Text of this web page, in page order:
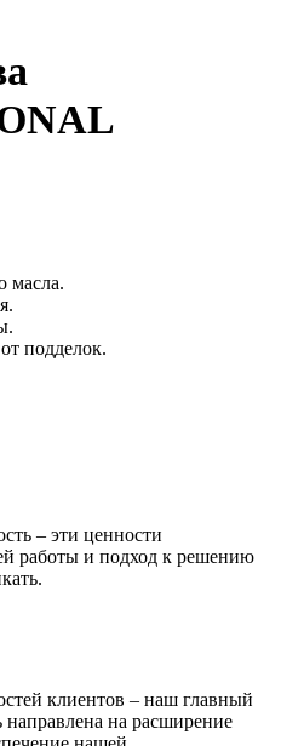
масла.
подделок.
– эти ценности
работы и подход к решению
клиентов – наш главный
направлена на расширение